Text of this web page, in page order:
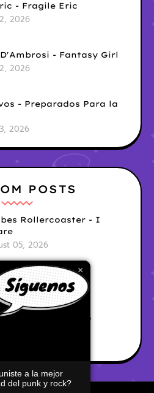
×
a la mejor
del punk y rock?
- Fragile Eric
2026
- Fantasy Girl
2026
- Preparados Para la
2026
POSTS
Rollercoaster - I
05, 2026
- FaceTime
04, 2026
- Mar Adentro
04, 2026